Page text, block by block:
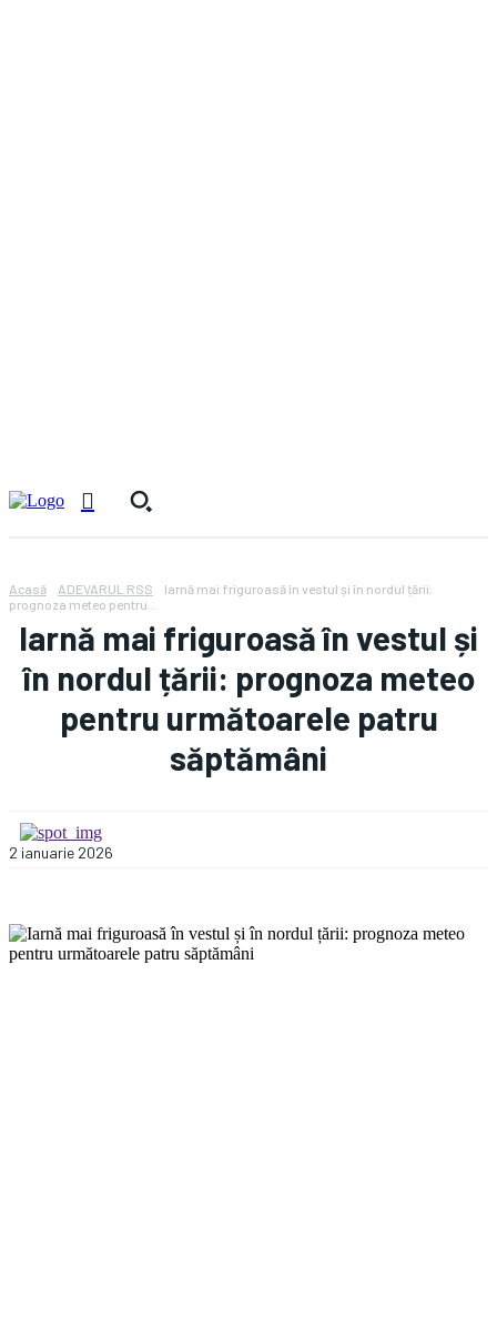
Acasă ADEVARUL RSS
Iarnă mai friguroasă în vestul și în nordul țării:
prognoza meteo pentru...
Iarnă mai friguroasă în vestul și
în nordul țării: prognoza meteo
pentru următoarele patru
săptămâni
2 ianuarie 2026